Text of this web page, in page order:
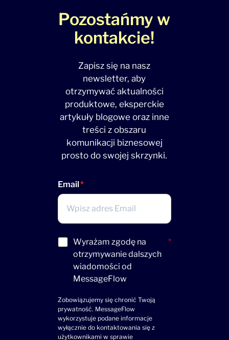
Pozostańmy w
kontakcie!
Zapisz się na nasz
newsletter, aby
otrzymywać aktualności
produktowe, eksperckie
artykuły blogowe oraz inne
treści z obszaru
komunikacji biznesowej
prosto do swojej skrzynki.
Email
Acceptance
(wymagane)
Wyrażam zgodę na
otrzymywanie dalszych
wiadomości od
MessageFlow
*
Zobowiązujemy się chronić Twoją
prywatność. MessageFlow
wykorzystuje podane informacje
wyłącznie do kontaktowania się z
użytkownikami w sprawie